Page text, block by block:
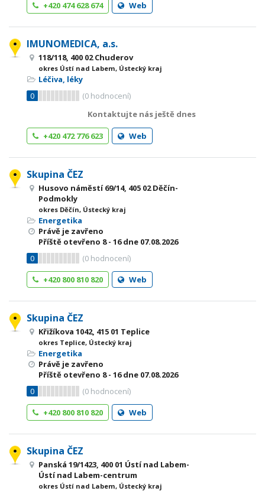
+420 474 628 674
Web
IMUNOMEDICA, a.s.
118/118, 400 02 Chuderov
okres Ústí nad Labem, Ústecký kraj
Léčiva, léky
0
(0 hodnocení)
Kontaktujte nás ještě dnes
+420 472 776 623 Web
Skupina ČEZ
Husovo náměstí 69/14, 405 02 Děčín-
Podmokly
okres Děčín, Ústecký kraj
Energetika
Právě je zavřeno
Příště otevřeno 8 - 16dne 07.08.2026
0
(0 hodnocení)
+420 800 810 820
Web
Skupina ČEZ
Křižíkova 1042, 415 01 Teplice
okres Teplice, Ústecký kraj
Energetika
Právě je zavřeno
Příště otevřeno 8 - 16dne 07.08.2026
0
(0 hodnocení)
+420 800 810 820
Web
Skupina ČEZ
Panská 19/1423, 400 01 Ústí nad Labem-
Ústí nad Labem-centrum
okres Ústí nad Labem, Ústecký kraj